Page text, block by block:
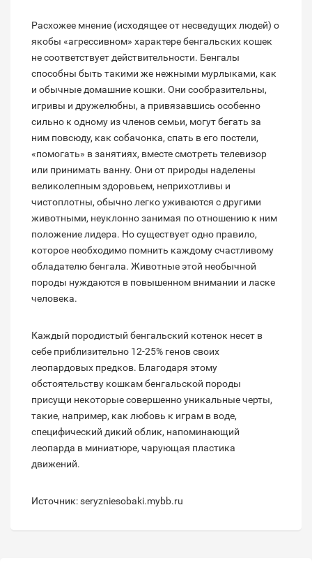
Расхожее мнение (исходящее от несведущих людей) о
якобы «агрессивном» характере бенгальских кошек
не соответствует действительности. Бенгалы
способны быть такими же нежными мурлыками, как
и обычные домашние кошки. Они сообразительны,
игривы и дружелюбны, а привязавшись особенно
сильно к одному из членов семьи, могут бегать за
ним повсюду, как собачонка, спать в его постели,
«помогать» в занятиях, вместе смотреть телевизор
или принимать ванну. Они от природы наделены
великолепным здоровьем, неприхотливы и
чистоплотны, обычно легко уживаются с другими
животными, неуклонно занимая по отношению к ним
положение лидера. Но существует одно правило,
которое необходимо помнить каждому счастливому
обладателю бенгала. Животные этой необычной
породы нуждаются в повышенном внимании и ласке
человека.
Каждый породистый бенгальский котенок несет в
себе приблизительно 12-25% генов своих
леопардовых предков. Благодаря этому
обстоятельству кошкам бенгальской породы
присущи некоторые совершенно уникальные черты,
такие, например, как любовь к играм в воде,
специфический дикий облик, напоминающий
леопарда в миниатюре, чарующая пластика
движений.
Источник: seryzniesobaki.mybb.ru